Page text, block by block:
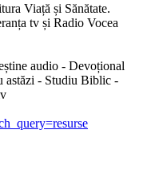
Viață și Sănătate.
tv și Radio Vocea
audio - Devoțional
astăzi - Studiu Biblic -